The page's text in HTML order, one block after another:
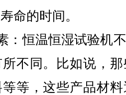
命的时间。
恒温恒湿试验机
不同。比如说，
等，这些产品材